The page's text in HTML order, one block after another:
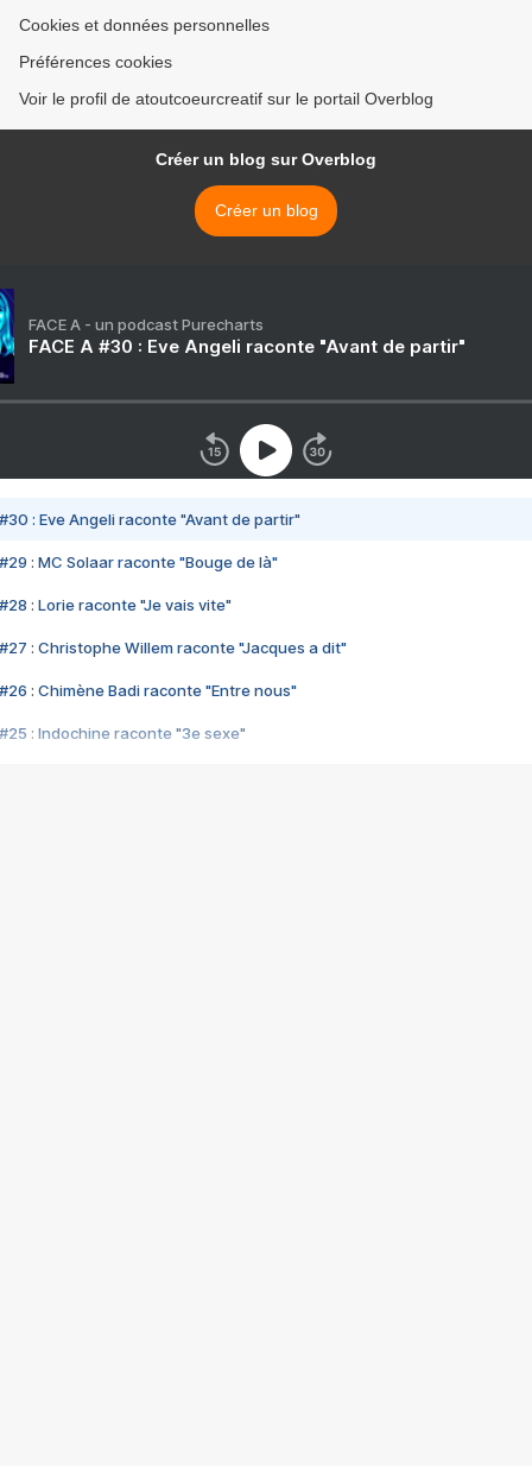
Cookies et données personnelles
Préférences cookies
Voir le profil de atoutcoeurcreatif sur le portail Overblog
Créer un blog sur Overblog
Créer un blog
FACE A - un podcast Purecharts
FACE A #30 : Eve Angeli raconte "Avant de partir"
#30 : Eve Angeli raconte "Avant de partir"
#29 : MC Solaar raconte "Bouge de là"
#28 : Lorie raconte "Je vais vite"
#27 : Christophe Willem raconte "Jacques a dit"
#26 : Chimène Badi raconte "Entre nous"
#25 : Indochine raconte "3e sexe"